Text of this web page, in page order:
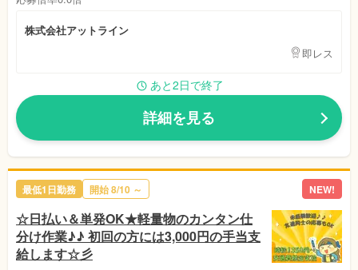
株式会社アットライン
即レス
あと2日で終了
詳細を見る
最低1日勤務 開始 8/10 ～ NEW!
☆日払い＆単発OK★軽量物のカンタン仕
分け作業♪♪ 初回の方には3,000円の手当支
給します☆彡